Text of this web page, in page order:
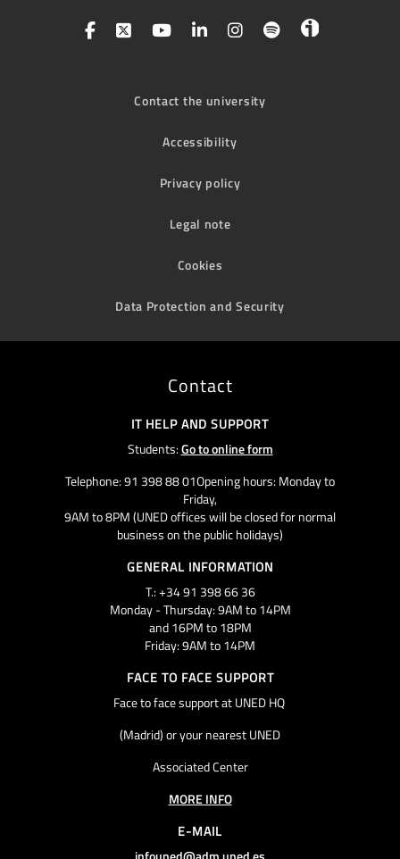
Contact the university
Accessibility
Privacy policy
Legal note
Cookies
Data Protection and Security
Contact
IT HELP AND SUPPORT
Students:Go to online form
Telephone: 91 398 88 01Opening hours: Monday to
Friday,
9AM to 8PM (UNED offices will be closed for normal
business on the public holidays)
GENERAL INFORMATION
T.: +34 91 398 66 36
Monday - Thursday: 9AM to 14PM
and 16PM to 18PM
Friday: 9AM to 14PM
FACE TO FACE SUPPORT
Face to face support at UNED HQ
(Madrid) or your nearest UNED
Associated Center
MORE INFO
E-MAIL